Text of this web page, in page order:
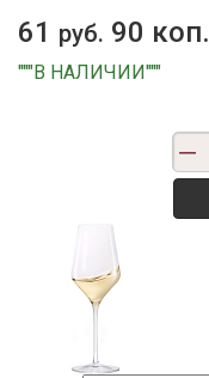
61 руб. 90 коп.
"""В НАЛИЧИИ"""